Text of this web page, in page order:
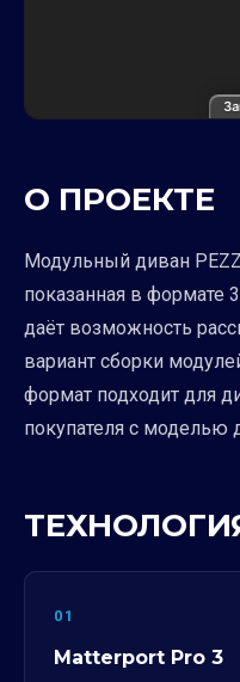
О ПРОЕКТЕ
Модульный диван
показанная в формате
даёт возможность
вариант сборки
формат подходит для
покупателя с моделью
01
Matterport Pro 3